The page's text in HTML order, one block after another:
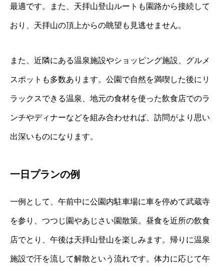
最適です。また、天拝山登山ルートも園路から接続して
おり、天拝山の頂上からの眺望も見逃せません。
また、近隣にある温泉施設やショッピング施設、グルメ
スポットも多数あります。公園で自然を満喫した後にリ
ラックスできる温泉、地元の食材を使った飲食店でのラ
ンチやディナーなどを組み合わせれば、訪問がより思い
出深いものになります。
一日プランの例
一例として、午前中に公園内駐車場に車を停めて武蔵寺
を参り、つつじ園やあじさい園散策。昼食を近所の飲食
店でとり、午後は天拝山登山を楽しみます。帰りに温泉
施設で汗を流して解散という流れです。体力に応じて午